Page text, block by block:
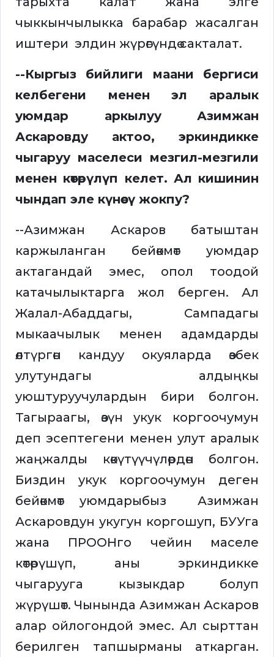
чыккынчылыкка барабар жасалган
иштери элдин жүрөгүндө сакталат.
--Кыргыз бийлиги маани бергиси
келбегени менен эл аралык
уюмдар аркылуу Азимжан
Аскаровду актоо, эркиндикке
чыгаруу маселеси мезгил-мезгили
менен көтөрүлүп келет. Ал кишинин
чындап эле күнөөсү жокпу?
--Азимжан Аскаров батыштан
каржыланган бейөкмөт уюмдар
актагандай эмес, опол тоодой
катачылыктарга жол берген. Ал
Жалал-Абаддагы, Сампадагы
мыкаачылык менен адамдарды
өлтүргөн кандуу окуяларда өзбек
улутундагы алдыңкы
уюштуруучулардын бири болгон.
Тагыраагы, өзүн укук коргоочумун
деп эсептегени менен улут аралык
жаңжалды көкүтүүчүлөрдөн болгон.
Биздин укук коргоочумун деген
бейөкмөт уюмдарыбыз Азимжан
Аскаровдун укугун коргошуп, БУУга
жана ПРООНго чейин маселе
көтөрүшүп, аны эркиндикке
чыгарууга кызыкдар болуп
жүрүшөт. Чынында Азимжан Аскаров
алар ойлогондой эмес. Ал сырттан
берилген тапшырманы аткарган.